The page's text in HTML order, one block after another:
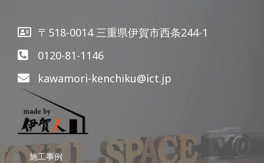
〒518-0014 三重県伊賀市西条244-1
0120-81-1146
kawamori-kenchiku@ict.jp
施工事例